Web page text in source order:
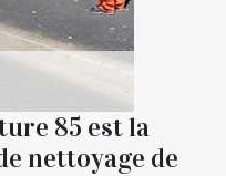
85 est la
nettoyage de